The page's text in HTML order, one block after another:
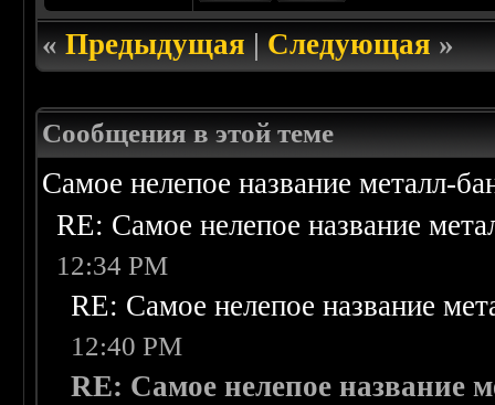
«Предыдущая|Следующая»
Сообщения в этой теме
Самое нелепое название металл-
RE: Самое нелепое название
12:34 PM
RE: Самое нелепое название
12:40 PM
RE: Самое нелепое название